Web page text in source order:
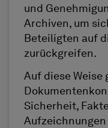
und
Archiven, um
Beteiligten auf
zurückgreifen.
Auf diese Weise
Sicherheit,